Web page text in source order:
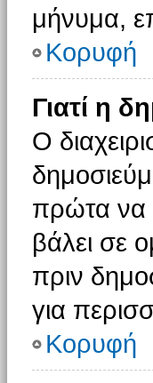
μήνυμα,
Κορυφή
Γιατί η
Ο
πρώτα να
βάλει σε
πριν
για
Κορυφή